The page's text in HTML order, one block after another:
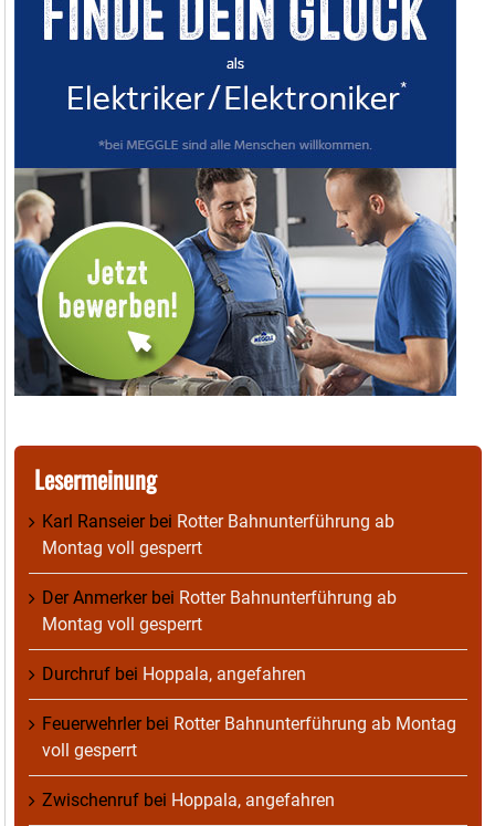
Lesermeinung
Karl Ranseierbei Rotter Bahnunterführung ab
Montag voll gesperrt
Der Anmerkerbei Rotter Bahnunterführung ab
Montag voll gesperrt
Durchruf bei Hoppala, angefahren
Feuerwehrlerbei Rotter Bahnunterführung ab Montag
voll gesperrt
Zwischenruf bei Hoppala, angefahren